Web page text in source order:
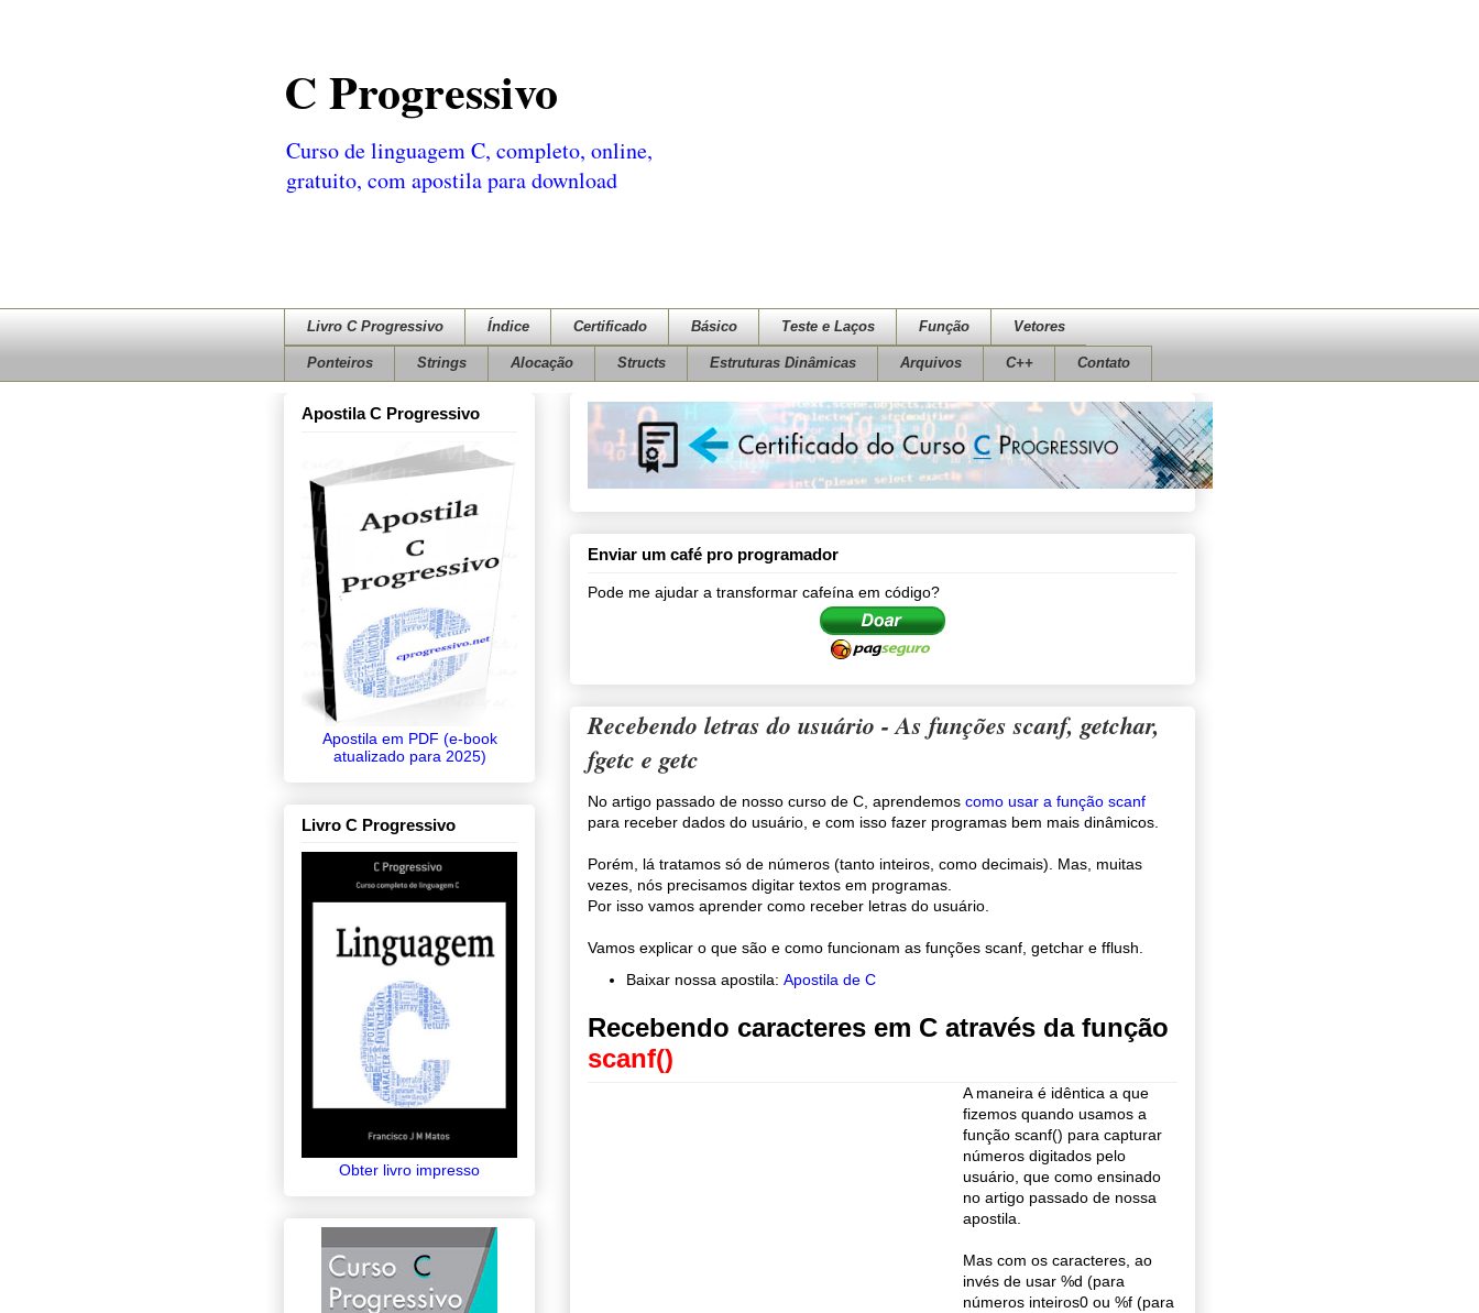
C Progressivo
Curso de linguagem C, completo, online,
gratuito, com apostila para download
Livro C Progressivo Índice Certificado Básico Teste e Laços Função Vetores
Ponteiros Strings Alocação Structs Estruturas Dinâmicas Arquivos C++ Contato
Enviar um café pro programador
Pode me ajudar a transformar cafeína em código?
Recebendo letras do usuário - As funções scanf, getchar,
fgetc e getc
No artigo passado de nosso curso de C, aprendemos como usar a função scanf
para receber dados do usuário, e com isso fazer programas bem mais dinâmicos.
Porém, lá tratamos só de números (tanto inteiros, como decimais). Mas, muitas
vezes, nós precisamos digitar textos em programas.
Por isso vamos aprender como receber letras do usuário.
Vamos explicar o que são e como funcionam as funções scanf, getchar e fflush.
Baixar nossa apostila: Apostila de C
Recebendo caracteres em C através da função
scanf()
A maneira é idêntica a que
fizemos quando usamos a
função scanf() para capturar
números digitados pelo
usuário, que como ensinado
no artigo passado de nossa
apostila.
Mas com os caracteres, ao
invés de usar %d (para
números inteiros0 ou %f (para
Apostila C Progressivo
Apostila em PDF (e-book
atualizado para 2025)
Livro C Progressivo
Obter livro impresso